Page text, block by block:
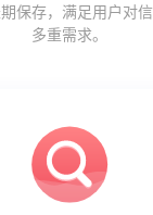
保存，满足用户对
多重需求。